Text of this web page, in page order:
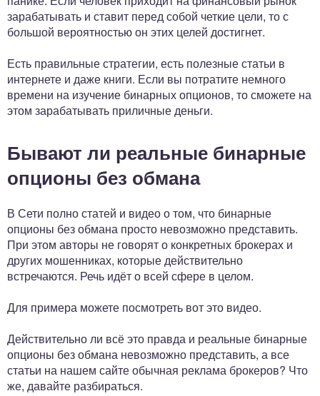
зарабатывать и ставит перед собой четкие цели, то с
большой вероятностью он этих целей достигнет.
Есть правильные стратегии, есть полезные статьи в
интернете и даже книги. Если вы потратите немного
времени на изучение бинарных опционов, то сможете на
этом зарабатывать приличные деньги.
Бывают ли реальные бинарные
опционы без обмана
В Сети полно статей и видео о том, что бинарные
опционы без обмана просто невозможно представить.
При этом авторы не говорят о конкретных брокерах и
других мошенниках, которые действительно
встречаются. Речь идёт о всей сфере в целом.
Для примера можете посмотреть вот это видео.
Действительно ли всё это правда и реальные бинарные
опционы без обмана невозможно представить, а все
статьи на нашем сайте обычная реклама брокеров? Что
же, давайте разбираться.